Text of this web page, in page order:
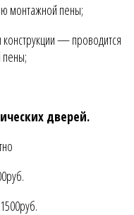
монтажной пены;
— проводится
пены;
дверей.